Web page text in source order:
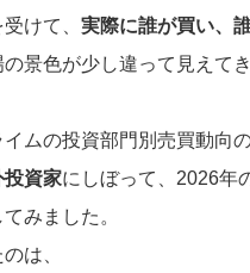
けて、 実際に誰が買い、
景色が少し違って見えてき
ムの投資部門別売買動向の
投資家にしぼって、2026年
みました。
は、